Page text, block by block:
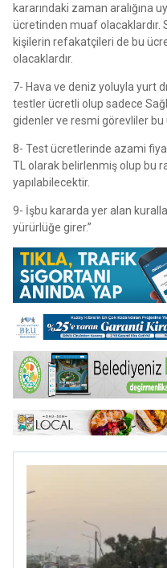
kararındaki zaman aralığına
ücretinden muaf olacaklardır.
kişilerin refakatçileri de bu
olacaklardır.
7- Hava ve deniz yoluyla yurt
testler ücretli olup sadece
gidenler ve resmi görevliler
8- Test ücretlerinde azami
TL olarak belirlenmiş olup bu
yapılabilecektir.
9- İşbu kararda yer alan
yürürlüğe girer.”